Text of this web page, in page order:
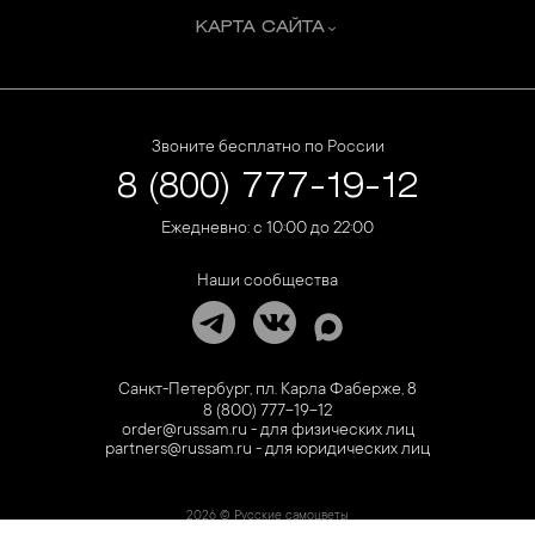
КАРТА САЙТА
Звоните бесплатно по России
8 (800) 777-19-12
Ежедневно: с 10:00 до 22:00
Наши сообщества
Санкт-Петербург, пл. Карла Фаберже, 8
8 (800) 777-19-12
order@russam.ru - для физических лиц
partners@russam.ru - для юридических лиц
2026 © Русские самоцветы